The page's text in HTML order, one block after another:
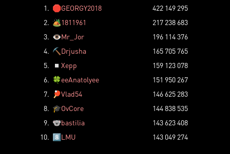
1. 🛑GEORGY2018
422 149 295
2. 🏕️1811961
217 238 683
3. 👁️Mr_Jor
196 114 376
4. ⛏️ Drjusha
165 705 765
5.
◽ Xepp
159 123 078
6. 🍀eeAnatolyee
151 950 267
7.
🏓Vlad54
146 625 283
8. 🎓OvCore
144 838 535
9. 🐨bastilia
143 623 408
10. 8️⃣LMU 143 049 274